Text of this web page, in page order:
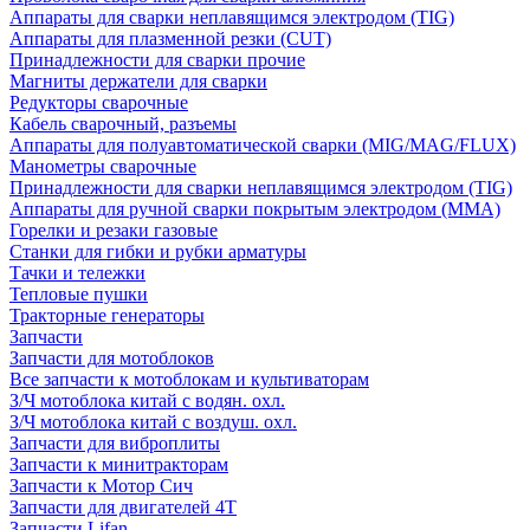
Аппараты для сварки неплавящимся электродом (TIG)
Аппараты для плазменной резки (CUT)
Принадлежности для сварки прочие
Магниты держатели для сварки
Редукторы сварочные
Кабель сварочный, разъемы
Аппараты для полуавтоматической сварки (MIG/MAG/FLUX)
Манометры сварочные
Принадлежности для сварки неплавящимся электродом (TIG)
Аппараты для ручной сварки покрытым электродом (MMA)
Горелки и резаки газовые
Станки для гибки и рубки арматуры
Тачки и тележки
Тепловые пушки
Тракторные генераторы
Запчасти
Запчасти для мотоблоков
Все запчасти к мотоблокам и культиваторам
З/Ч мотоблока китай с водян. охл.
З/Ч мотоблока китай с воздуш. охл.
Запчасти для виброплиты
Запчасти к минитракторам
Запчасти к Мотор Сич
Запчасти для двигателей 4Т